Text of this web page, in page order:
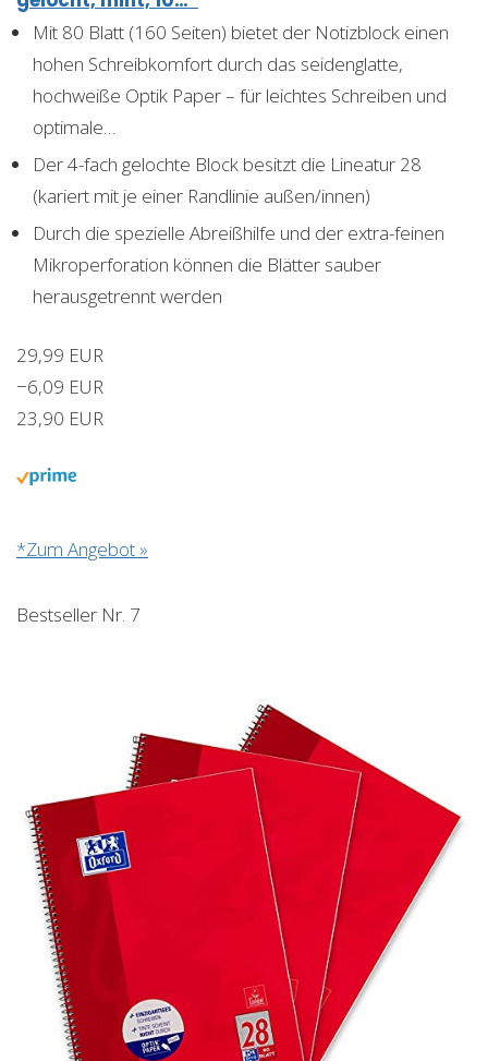
Mit 80 Blatt (160 Seiten) bietet der Notizblock einen
hohen Schreibkomfort durch das seidenglatte,
hochweiße Optik Paper – für leichtes Schreiben und
optimale…
Der 4-fach gelochte Block besitzt die Lineatur 28
(kariert mit je einer Randlinie außen/innen)
Durch die spezielle Abreißhilfe und der extra-feinen
Mikroperforation können die Blätter sauber
herausgetrennt werden
29,99 EUR
−6,09 EUR
23,90 EUR
*Zum Angebot »
Bestseller Nr. 7